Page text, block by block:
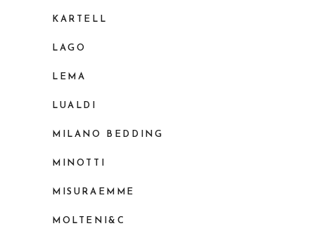
KARTELL
LAGO
LEMA
LUALDI
MILANO BEDDING
MINOTTI
MISURAEMME
MOLTENI&C